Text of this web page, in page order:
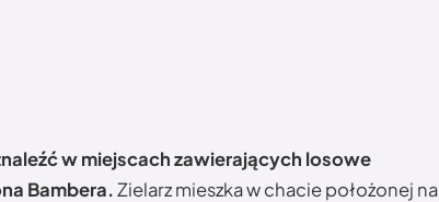
w miejscach zawierających losowe
Bambera.Zielarz mieszka w chacie położonej na